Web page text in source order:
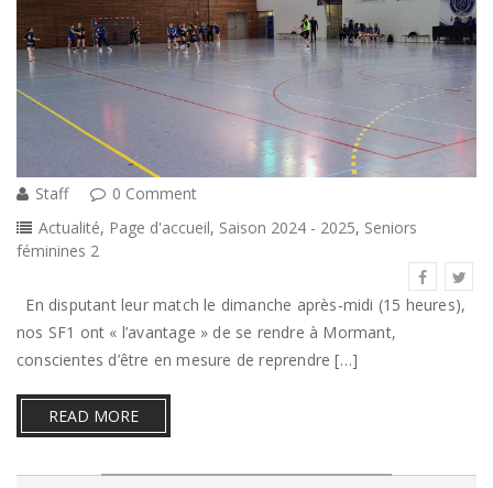
Staff
0 Comment
Actualité, Page d'accueil, Saison 2024 - 2025, Seniors
féminines 2
En disputant leur match le dimanche après-midi (15 heures),
nos SF1 ont « l’avantage » de se rendre à Mormant,
conscientes d’être en mesure de reprendre […]
READ MORE